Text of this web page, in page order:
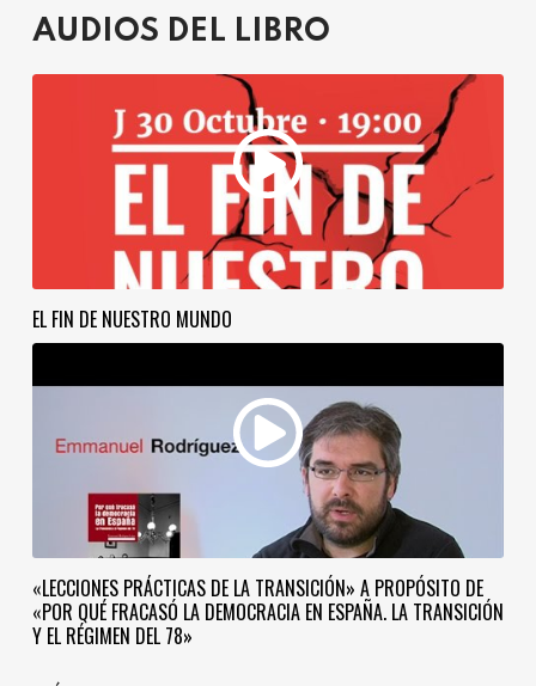
AUDIOS DEL LIBRO
EL FIN DE NUESTRO MUNDO
«LECCIONES PRÁCTICAS DE LA TRANSICIÓN» A PROPÓSITO DE
«POR QUÉ FRACASÓ LA DEMOCRACIA EN ESPAÑA. LA TRANSICIÓN
Y EL RÉGIMEN DEL 78»